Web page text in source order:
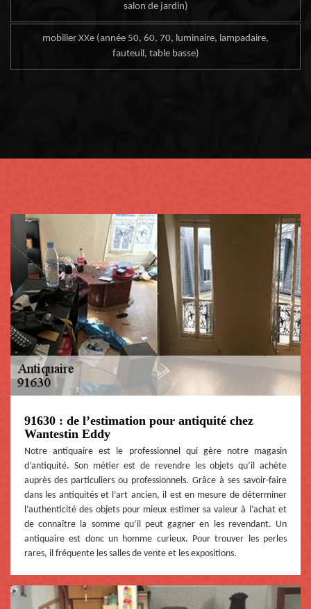
salon de jardin)
mobilier XXe (année 50, 60, 70, luminaire, lampadaire,
fauteuil, table basse)
91630 : de l’estimation pour antiquité chez
Wantestin Eddy
Notre antiquaire est le professionnel qui gère notre magasin
d’antiquité. Son métier est de revendre les objets qu’il achète
auprès des particuliers ou professionnels. Grâce à ses savoir-faire
dans les antiquités et l’art ancien, il est en mesure de déterminer
l’authenticité des objets pour mieux estimer sa valeur à l’achat et
de connaître la somme qu’il peut gagner en les revendant. Un
antiquaire est donc un homme curieux. Pour trouver les perles
rares, il fréquente les salles de vente et les expositions.